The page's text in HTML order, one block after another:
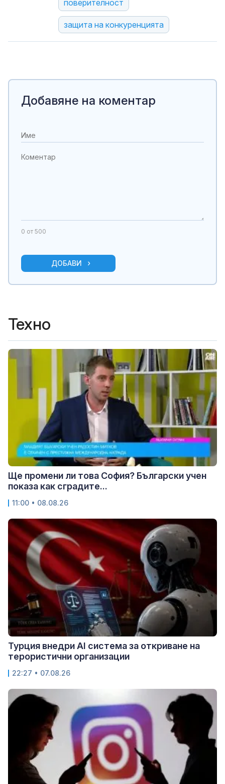
поверителност
защита на конкуренцията
Добавяне на коментар
0 от 500
ДОБАВИ
Техно
Ще промени ли това София? Български учен
показа как сградите...
11:00 • 08.08.26
Турция внедри AI система за откриване на
терористични организации
22:27 • 07.08.26